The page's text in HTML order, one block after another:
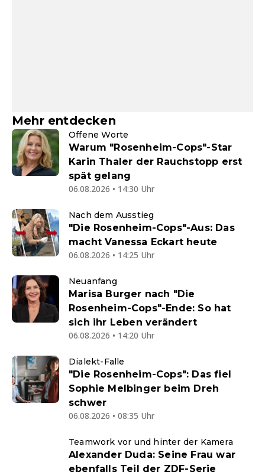
Mehr entdecken
Offene Worte
Warum "Rosenheim-Cops"-Star
Karin Thaler der Rauchstopp erst
spät gelang
06.08.2026 • 14:30 Uhr
Nach dem Ausstieg
"Die Rosenheim-Cops"-Aus: Das
macht Vanessa Eckart heute
06.08.2026 • 14:25 Uhr
Neuanfang
Marisa Burger nach "Die
Rosenheim-Cops"-Ende: So hat
sich ihr Leben verändert
06.08.2026 • 14:20 Uhr
Dialekt-Falle
"Die Rosenheim-Cops": Das fiel
Sophie Melbinger beim Dreh
schwer
06.08.2026 • 08:35 Uhr
Teamwork vor und hinter der Kamera
Alexander Duda: Seine Frau war
ebenfalls Teil der ZDF-Serie